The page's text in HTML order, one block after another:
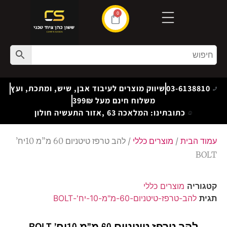
0
03-6138810שיווק מוצרים לעיבוד אבן, שיש, ומתכת, ועץ
משלוח חינם מעל 399₪
כתובתינו: המלאכה 63 ,אזור התעשיה חולון
עמוד הבית / מוצרים כללי
/ להב טרפז טיטניום 60 מ”מ 10יח’
BOLT
קטגוריה מוצרים כללי
תגית להב-טרפז-טיטניום-60-מ"מ-10-יח'-BOLT